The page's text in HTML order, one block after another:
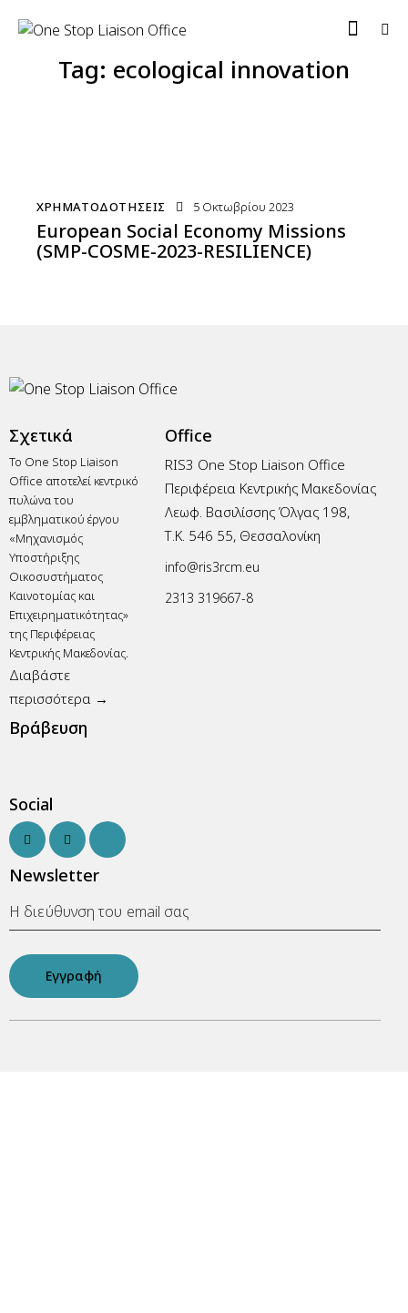
Tag: ecological innovation
ΧΡΗΜΑΤΟΔΟΤΉΣΕΙΣ 5 Οκτωβρίου 2023
European Social Economy Missions
(SMP-COSME-2023-RESILIENCE)
Σχετικά
Το One Stop Liaison
Office αποτελεί κεντρικό
πυλώνα του
εμβληματικού έργου
«Μηχανισμός
Υποστήριξης
Οικοσυστήματος
Καινοτομίας και
Επιχειρηματικότητας»
της Περιφέρειας
Κεντρικής Μακεδονίας.
Διαβάστε
περισσότερα →
Βράβευση
Office
RIS3 One Stop Liaison Office
Περιφέρεια Κεντρικής Μακεδονίας
Λεωφ. Βασιλίσσης Όλγας 198,
Τ.Κ. 546 55, Θεσσαλονίκη
info@ris3rcm.eu
2313 319667-8
Social
Newsletter
Εγγραφή